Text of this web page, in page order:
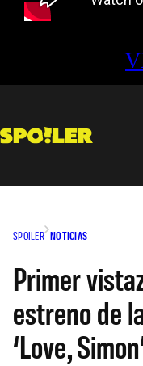
SPOILER NOTICIAS
Primer
estreno de
‘Love,